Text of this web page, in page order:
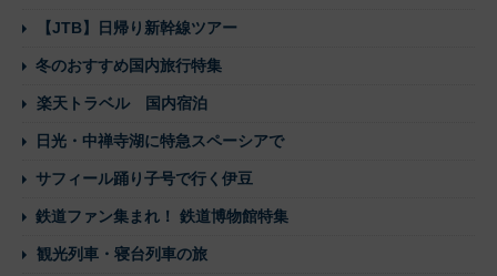
【JTB】日帰り新幹線ツアー
冬のおすすめ国内旅行特集
楽天トラベル 国内宿泊
日光・中禅寺湖に特急スペーシアで
サフィール踊り子号で行く伊豆
鉄道ファン集まれ！ 鉄道博物館特集
観光列車・寝台列車の旅